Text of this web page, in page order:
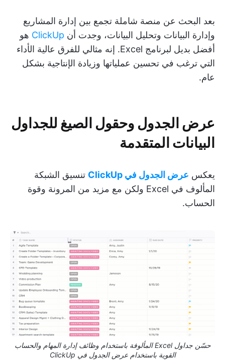
بعد البحث عن منصة شاملة تجمع بين إدارة المشاريع
وإدارة البيانات وتحليل البيانات، وجدت أن ClickUp هو
أفضل بديل لبرنامج Excel. إنه مثالي للفرق عالية الأداء
التي ترغب في تحسين عملياتها وزيادة الإنتاجية بشكل
عام.
عرض الجدول وحقول الصيغ للجداول
البيانات المتقدمة
يعكس عرض الجدول في ClickUp
تنسيق الشبكة
المألوف في Excel ولكن مع مزيد من المرونة وقوة
الحساب.
حسّن جداول Excel المألوفة باستخدام وظائف إدارة المهام والحساب
القوية باستخدام عرض الجدول في ClickUp